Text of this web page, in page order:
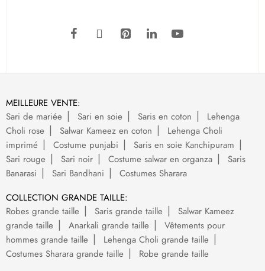
MEILLEURE VENTE:
Sari de mariée
Sari en soie Saris en coton
Lehenga
Choli rose
Salwar Kameez en coton
Lehenga Choli
imprimé
Costume punjabi
Saris en soie Kanchipuram
Sari rouge
Sari noir Costume salwar en organza
Saris
Banarasi
Sari Bandhani
Costumes Sharara
COLLECTION GRANDE TAILLE:
Robes grande taille
Saris grande taille
Salwar Kameez
grande taille
Anarkali grande taille
Vêtements pour
hommes grande taille
Lehenga Choli grande taille
Costumes Sharara grande taille
Robe grande taille